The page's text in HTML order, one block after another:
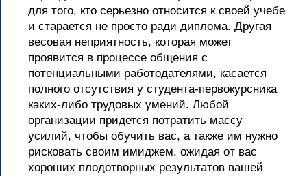
для того, кто серьезно относится к своей учебе
и старается не просто ради диплома. Другая
весовая неприятность, которая может
проявится в процессе общения с
потенциальными работодателями, касается
полного отсутствия у студента-первокурсника
каких-либо трудовых умений. Любой
организации придется потратить массу
усилий, чтобы обучить вас, а также им нужно
рисковать своим имиджем, ожидая от вас
хороших плодотворных результатов вашей